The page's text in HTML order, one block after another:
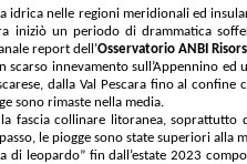
idrica nelle regioni meridionali ed
iniziò un periodo di drammatica
report dell’Osservatorio ANBI
scarso innevamento sull’Appennino
dalla Val Pescara fino al
sono rimaste nella media.
la fascia collinare litoranea,
le piogge sono state superiori alla
di leopardo” fin dall’estate 2023